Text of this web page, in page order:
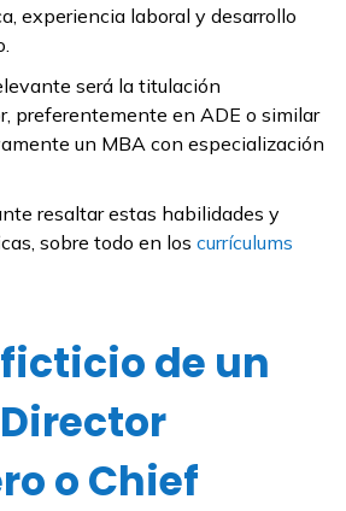
experiencia laboral y desarrollo
será la titulación
preferentemente en ADE o similar
un MBA con especialización
resaltar estas habilidades y
sobre todo en los currículums
de un
o Chief